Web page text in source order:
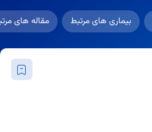
بیماری های مرتبط مقاله های